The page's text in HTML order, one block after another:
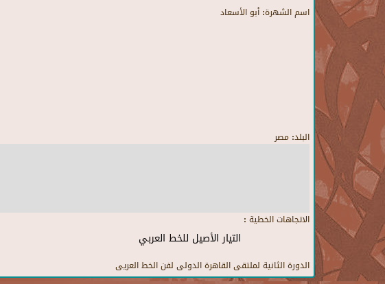
اسم الشهرة: أبو الأسعاد
البلد: مصر
الاتجاهات الخطية :
التيار الأصيل للخط العربي
الدورة الثانية لملتقى القاهرة الدولى لفن الخط العريى